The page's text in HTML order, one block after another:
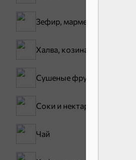
Зефир, мармелад
Халва, козинаки
Сушеные фрукты
Соки и нектары
Чай